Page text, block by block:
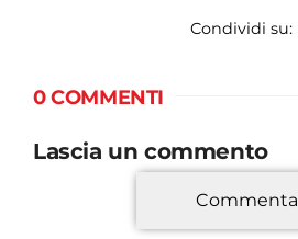
Condividi su:
0 COMMENTI
Lascia un commento
*
Commenta